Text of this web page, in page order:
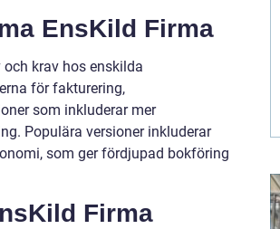
EnsKild Firma
krav hos enskilda
för fakturering,
som inkluderar mer
Populära versioner inkluderar
som ger fördjupad bokföring
Firma